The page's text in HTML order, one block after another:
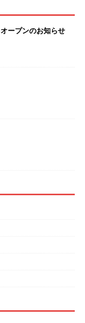
ープンのお知らせ